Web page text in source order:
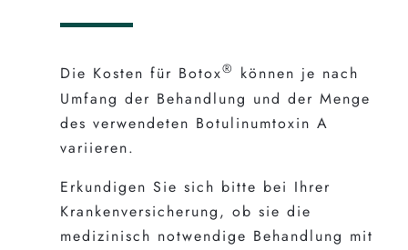
Die Kosten für Botox® können je nach
Umfang der Behandlung und der Menge
des verwendeten Botulinumtoxin A
variieren.
Erkundigen Sie sich bitte bei Ihrer
Krankenversicherung, ob sie die
medizinisch notwendige Behandlung mit